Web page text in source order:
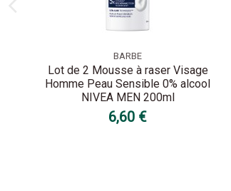
BARBE
Lot de 2 Mousse à raser Visage
Homme Peau Sensible 0% alcool
NIVEA MEN 200ml
6,60 €